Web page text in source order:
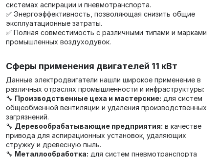
системах аспирации и пневмотранспорта.
✅ Энергоэффективность, позволяющая снизить общие
эксплуатационные затраты.
✅ Полная совместимость с различными типами и марками
промышленных воздуходувок.
Сферы применения двигателей 11 кВт
Данные электродвигатели нашли широкое применение в
различных отраслях промышленности и инфраструктуры:
🔧 Производственные цеха и мастерские: для систем
общеобменной вентиляции и удаления производственных
загрязнений.
🔧 Деревообрабатывающие предприятия: в качестве
привода для аспирационных установок, удаляющих
стружку и древесную пыль.
🔧 Металлообработка: для систем пневмотранспорта